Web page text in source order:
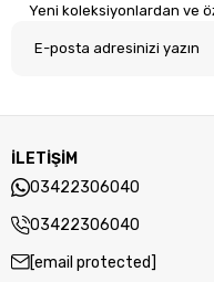
Yeni koleksiyonlardan ve
İLETİŞİM
03422306040
03422306040
[email protected]